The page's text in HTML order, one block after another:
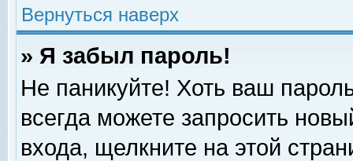
Вернуться наверх
» Я забыл пароль!
Не паникуйте! Хоть ваш
всегда можете запросить
входа, щелкните на этой